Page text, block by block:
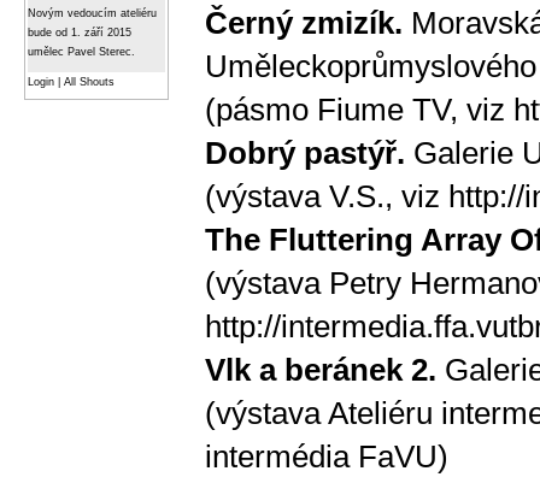
Novým vedoucím ateliéru
bude od 1. září 2015
umělec Pavel Sterec.
Login All Shouts
Černý zmizík.
(pásmo Fiume TV, viz
Dobrý pastýř. Galerie
(výstava V.S., viz http://
The Fluttering Array
(výstava Petry
http://
Vlk a beránek 2.
(výstava Ateliéru
intermédia FaVU)